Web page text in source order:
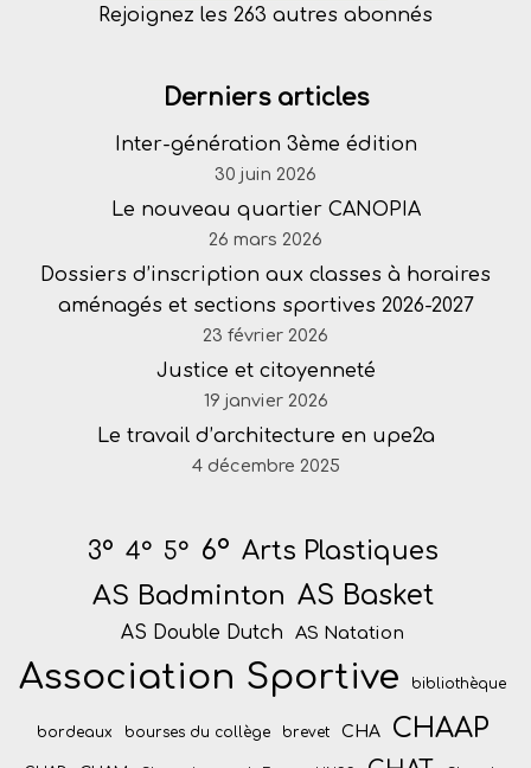
Rejoignez les 263 autres abonnés
Derniers articles
Inter-génération 3ème édition
30 juin 2026
Le nouveau quartier CANOPIA
26 mars 2026
Dossiers d’inscription aux classes à horaires
aménagés et sections sportives 2026-2027
23 février 2026
Justice et citoyenneté
19 janvier 2026
Le travail d’architecture en upe2a
4 décembre 2025
3° 4° 5° 6° Arts Plastiques
AS Badminton AS Basket
AS Double Dutch AS Natation
Association Sportive bibliothèque
bordeaux bourses du collège brevet CHA CHAAP